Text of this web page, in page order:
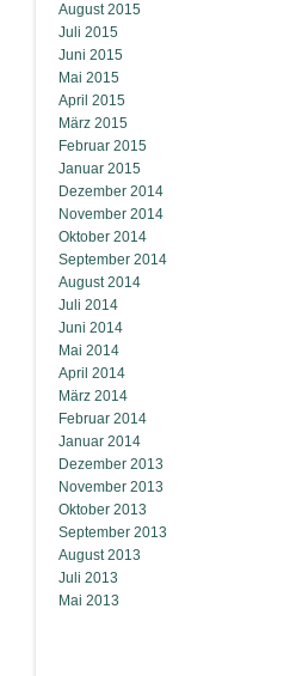
August 2015
Juli 2015
Juni 2015
Mai 2015
April 2015
März 2015
Februar 2015
Januar 2015
Dezember 2014
November 2014
Oktober 2014
September 2014
August 2014
Juli 2014
Juni 2014
Mai 2014
April 2014
März 2014
Februar 2014
Januar 2014
Dezember 2013
November 2013
Oktober 2013
September 2013
August 2013
Juli 2013
Mai 2013